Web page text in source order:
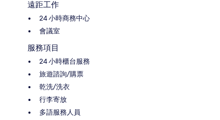
遠距工作
24 小時商務中心
會議室
服務項目
24 小時櫃台服務
旅遊諮詢/購票
乾洗/洗衣
行李寄放
多語服務人員